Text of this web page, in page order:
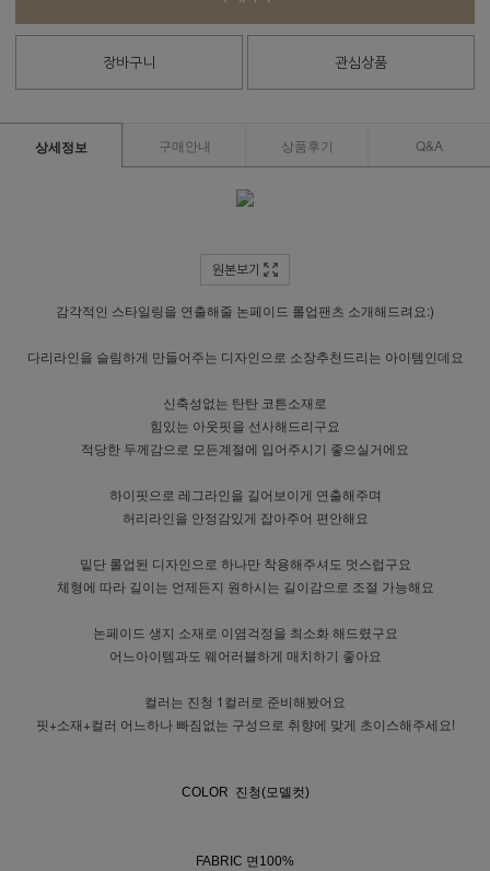
장바구니 관심상품
상세정보 구매안내 상품후기 Q&A
원본보기
감각적인 스타일링을 연출해줄 논페이드 롤업팬츠 소개해드려요:)
다리라인을 슬림하게 만들어주는 디자인으로 소장추천드리는 아이템인데요
신축성없는 탄탄 코튼소재로
힘있는 아웃핏을 선사해드리구요
적당한 두께감으로 모든계절에 입어주시기 좋으실거에요
하이핏으로 레그라인을 길어보이게 연출해주며
허리라인을 안정감있게 잡아주어 편안해요
밑단 롤업된 디자인으로 하나만 착용해주셔도 멋스럽구요
체형에 따라 길이는 언제든지 원하시는 길이감으로 조절 가능해요
논페이드 생지 소재로 이염걱정을 최소화 해드렸구요
어느아이템과도 웨어러블하게 매치하기 좋아요
컬러는 진청 1컬러로 준비해봤어요
핏+소재+컬러 어느하나 빠짐없는 구성으로 취향에 맞게 초이스해주세요!
COLOR 진청(모델컷)
FABRIC 면100%